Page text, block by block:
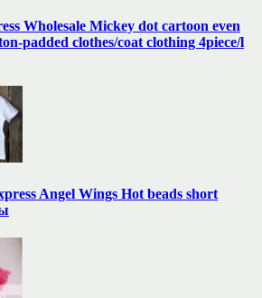
Wholesale Mickey dot cartoon even
padded clothes/coat clothing 4piece/l
Angel Wings Hot beads short